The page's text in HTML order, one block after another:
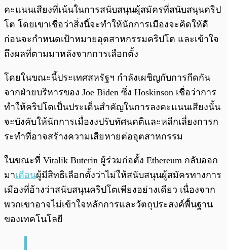
คะแนนเสียงที่เน้นในการสนับสนุนผู้สมัครที่สนับสนุนคริป
โต โดยเขาเชื่อว่าสิ่งนี้จะทำให้นักการเมืองจะคิดให้ดี
ก่อนจะกำหนดเป้าหมายอุตสาหกรรมคริปโต และเข้าใจ
ถึงผลที่ตามมาหลังจากการเลือกตั้ง
โดยในขณะนี้ประเทศสหรัฐฯ กำลังเผชิญกับการกีดกัน
จากฝ่ายบริหารของ Joe Biden ซึ่ง Hoskinson เชื่อว่าการ
ทำให้คริปโตเป็นประเด็นสำคัญในการลงคะแนนเสียงนั้น
จะบังคับให้นักการเมื่องงปรับทัศนคติและหลีกเลี่ยงการก
ระทำที่อาจสร้างความเสียหายต่ออุตสาหกรรม
ในขณะที่ Vitalik Buterin ผู้ร่วมก่อตั้ง Ethereum กลับออก
มาเตือนผู้มีสิทธิเลือกตั้งว่าไม่ให้สนับสนุนผู้สมัครทางการ
เมืองที่อ้างว่าสนับสนุนคริปโตเพียงอย่างเดียว เนื่องจาก
พวกเขาอาจไม่เข้าใจหลักการและวัตถุประสงค์พื้นฐาน
ของเทคโนโลยี